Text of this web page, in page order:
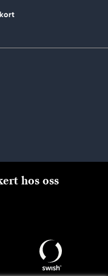
hos oss